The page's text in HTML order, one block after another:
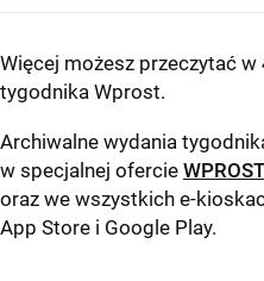
Więcej możesz przeczytać w
tygodnika Wprost.
Archiwalne wydania
w specjalnej ofercie
oraz we wszystkich e-
App Store i Google Play.